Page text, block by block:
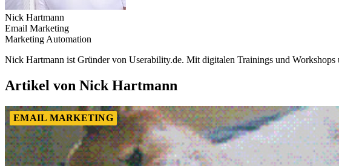
Nick Hartmann
Email Marketing
Marketing Automation
Nick Hartmann ist Gründer von Userability.de. Mit digitalen Trainings und
Artikel von Nick Hartmann
EMAIL MARKETING